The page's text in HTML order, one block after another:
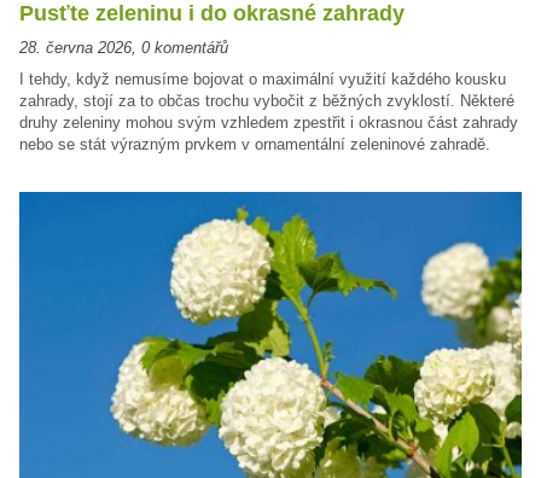
Pusťte zeleninu i do okrasné zahrady
28. června 2026, 0 komentářů
I tehdy, když nemusíme bojovat o maximální využití každého kousku
zahrady, stojí za to občas trochu vybočit z běžných zvyklostí. Některé
druhy zeleniny mohou svým vzhledem zpestřit i okrasnou část zahrady
nebo se stát výrazným prvkem v ornamentální zeleninové zahradě.